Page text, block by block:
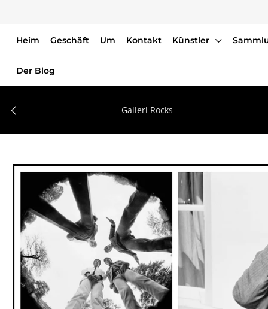
Heim Geschäft Um Kontakt Künstler
Der Blog
Galleri Rocks
Geschäft
Sammlungen
Einloggen oder Konto erstellen